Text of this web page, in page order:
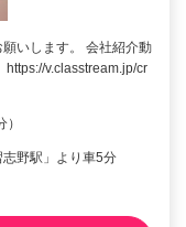
いします。 会社紹介動
https://v.classtream.jp/cr
野駅」より車5分